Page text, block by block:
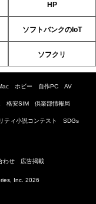
HP
ソフトバンクのIoT
ソフクリ
ホビー 自作PC AV
格安SIM 倶楽部情報局
ティ小説コンテスト SDGs
わせ 広告掲載
Inc. 2026